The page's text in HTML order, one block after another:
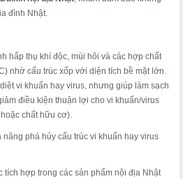
đình Nhật.
hấp thụ khí độc, mùi hôi và các hợp chất
nhờ cấu trúc xốp với diện tích bề mặt lớn.
vi khuẩn hay virus, nhưng giúp làm sạch
điều kiện thuận lợi cho vi khuẩn/virus
chất hữu cơ).
năng phá hủy cấu trúc vi khuẩn hay virus
tích hợp trong các sản phẩm nội địa Nhật